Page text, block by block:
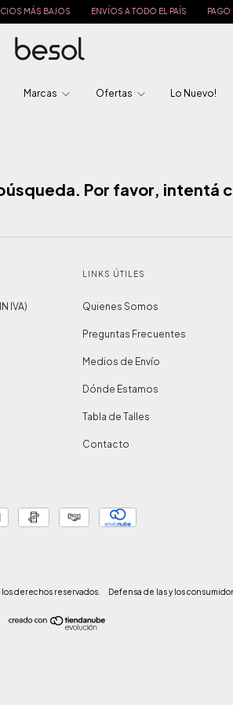
MÁS BAJOS ENVÍOS A TODO EL PAÍS PAGO
Marcas Ofertas Lo Nuevo!
Por favor, intentá
IVA)
LINKS ÚTILES
Quienes Somos
Preguntas Frecuentes
Medios de Envío
Dónde Estamos
Tabla de Talles
Contacto
derechos reservados. Defensa de las y los